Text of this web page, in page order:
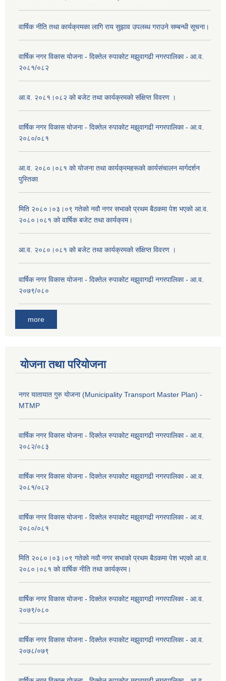
वार्षिक नीति तथा कार्यक्रमका लागि राय सुझाव उपलब्ध गराउने सम्बन्धी सूचना।
वार्षिक नगर विकास योजना - दिक्तेल रुपाकोट मझुवागढी नगरपालिका - आ.व.
२०८१/०८२
आ.व. २०८१।०८२ को बजेट तथा कार्यक्रमको संक्षिप्त विवरण ।
वार्षिक नगर विकास योजना - दिक्तेल रुपाकोट मझुवागढी नगरपालिका - आ.व.
२०८०/०८१
आ.व. २०८०।०८१ को योजना तथा कार्यक्रमहरूको कार्यसंचालन मार्गदर्शन
पुस्तिका
मिति २०८०।०३।०९ गतेको नवौ नगर सभाको प्रथम बैठकमा पेश भएको आ.व.
२०८०।०८१ को वार्षिक बजेट तथा कार्यक्रम।
आ.व. २०८०।०८१ को बजेट तथा कार्यक्रमको संक्षिप्त विवरण ।
वार्षिक नगर विकास योजना - दिक्तेल रुपाकोट मझुवागढी नगरपालिका - आ.व.
२०७९/०८०
more
योजना तथा परियोजना
नगर यातायात गुरु योजना (Municipality Transport Master Plan) -
MTMP
वार्षिक नगर विकास योजना - दिक्तेल रुपाकोट मझुवागढी नगरपालिका - आ.व.
२०८२/०८३
वार्षिक नगर विकास योजना - दिक्तेल रुपाकोट मझुवागढी नगरपालिका - आ.व.
२०८१/०८२
वार्षिक नगर विकास योजना - दिक्तेल रुपाकोट मझुवागढी नगरपालिका - आ.व.
२०८०/०८१
मिति २०८०।०३।०९ गतेको नवौ नगर सभाको प्रथम बैठकमा पेश भएको आ.व.
२०८०।०८१ को वार्षिक नीति तथा कार्यक्रम।
वार्षिक नगर विकास योजना - दिक्तेल रुपाकोट मझुवागढी नगरपालिका - आ.व.
२०७९/०८०
वार्षिक नगर विकास योजना - दिक्तेल रुपाकोट मझुवागढी नगरपालिका - आ.व.
२०७८/०७९